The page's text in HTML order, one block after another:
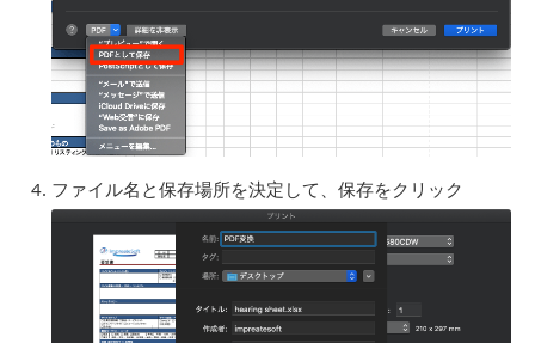
ファイル名と保存場所を決定して、保存をクリック